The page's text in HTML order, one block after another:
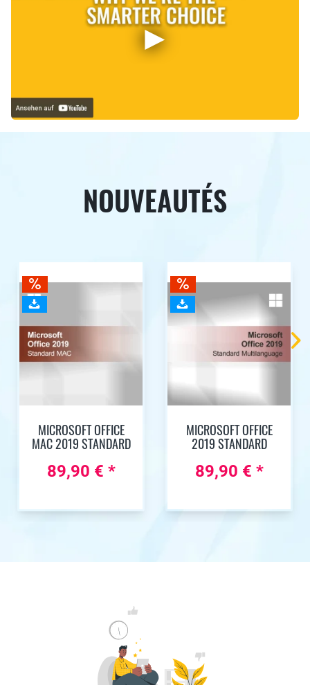
NOUVEAUTÉS
MICROSOFT OFFICE
MAC 2019 STANDARD
89,90 € *
MICROSOFT OFFICE
2019 STANDARD
89,90 € *